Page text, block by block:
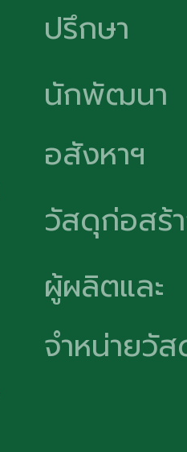
ปรึกษา
นักพัฒนา
อสังหาฯ
วัสดุก่อสร้
ผู้ผลิตและ
จำหน่ายวั